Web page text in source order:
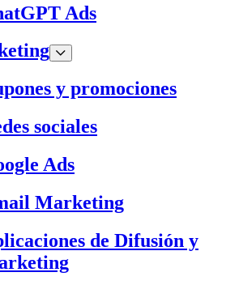
Ads
y promociones
sociales
Ads
Marketing
de Difusión y